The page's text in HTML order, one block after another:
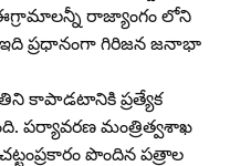
రాజ్యాంగం లోని
ఇది ప్రధానంగా గిరిజన జనాభా
కాపాడటానికి ప్రత్యేక
పర్యావరణ మంత్రిత్వశాఖ
పొందిన పత్రాల